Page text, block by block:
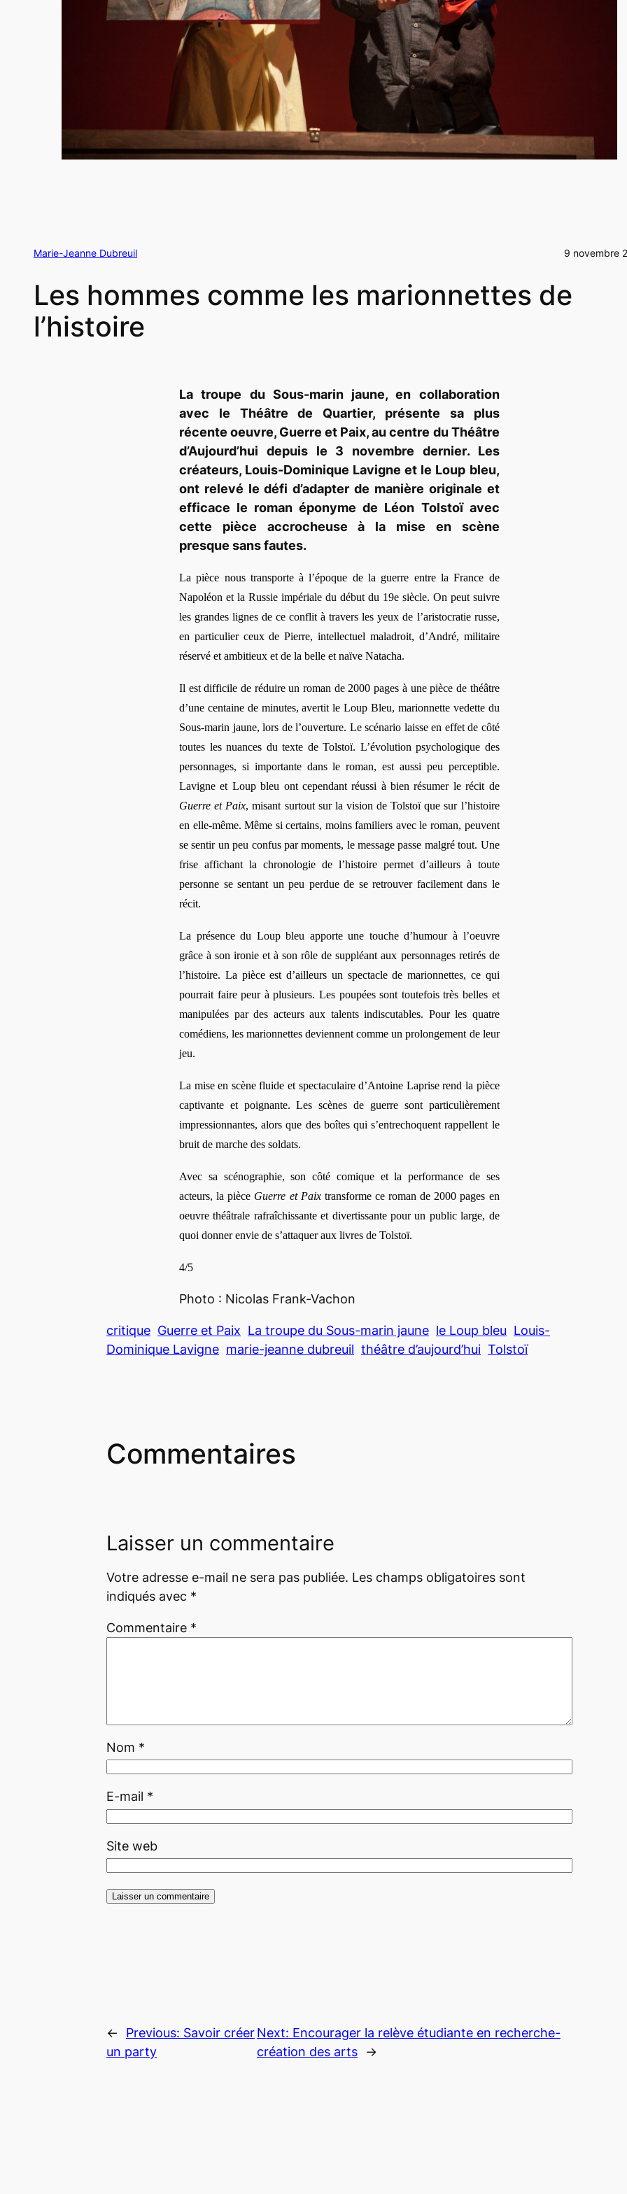
Marie-Jeanne Dubreuil 9 novembre
Les hommes comme les marionnettes de
l’histoire
La troupe du Sous-marin jaune, en collaboration
avec le Théâtre de Quartier, présente sa plus
récente oeuvre, Guerre et Paix, au centre du Théâtre
d’Aujourd’hui depuis le 3 novembre dernier. Les
créateurs, Louis-Dominique Lavigne et le Loup bleu,
ont relevé le défi d’adapter de manière originale et
efficace le roman éponyme de Léon Tolstoï avec
cette pièce accrocheuse à la mise en scène
presque sans fautes.
La pièce nous transporte à l’époque de la guerre entre la France de
Napoléon et la Russie impériale du début du 19e siècle. On peut suivre
les grandes lignes de ce conflit à travers les yeux de l’aristocratie russe,
en particulier ceux de Pierre, intellectuel maladroit, d’André, militaire
réservé et ambitieux et de la belle et naïve Natacha.
Il est difficile de réduire unroman de 2000 pages à unepièce de théâtre
d’une centaine de minutes, avertit le Loup Bleu, marionnette vedette du
Sous-marin jaune, lors de l’ouverture. Le scénario laisse en effet de côté
toutes les nuances du texte de Tolstoï. L’évolution psychologique des
personnages, si importante dans le roman, est aussi peu perceptible.
Lavigne et Loup bleu ont cependant réussi à bien résumer le récit de
Guerre et Paix, misant surtout sur la vision de Tolstoï que sur l’histoire
en elle-même. Même si certains, moins familiers avec le roman, peuvent
se sentir un peu confus par moments, le message passe malgré tout. Une
frise affichant la chronologie de l’histoire permet d’ailleurs à toute
personne se sentant un peu perdue de se retrouver facilement dans le
récit.
La présence du Loup bleu apporte une touche d’humour à l’oeuvre
grâce à son ironie et à son rôle de suppléant aux personnages retirés de
l’histoire. La pièce est d’ailleurs un spectaclede marionnettes, ce qui
pourrait faire peur à plusieurs. Les poupées sont toutefois très belles et
manipulées par des acteurs aux talents indiscutables. Pour les quatre
comédiens, les marionnettes deviennent comme un prolongement de leur
jeu.
La mise en scène fluide et spectaculaire d’Antoine Laprise rend la pièce
captivante et poignante. Les scènes de guerre sont particulièrement
impressionnantes, alors que des boîtes qui s’entrechoquent rappellent le
bruit de marche des soldats.
Avec sa scénographie, son côté comique et la performance de ses
acteurs, lapièce Guerre et Paixtransforme ce roman de 2000 pages en
oeuvre théâtrale rafraîchissante et divertissante pour un public large, de
quoi donner envie de s’attaquer aux livres de Tolstoï.
4/5
Photo : Nicolas Frank-Vachon
critique Guerre et Paix La troupe du Sous-marin jaune le Loup bleu Louis-
Dominique Lavigne marie-jeanne dubreuil théâtre d’aujourd’hui Tolstoï
Commentaires
Laisser un commentaire
Votre adresse e-mail ne sera pas publiée. Les champs obligatoires sont
indiqués avec *
Commentaire *
Nom *
E-mail *
Site web
← Previous: Savoir créer
un party
Next: Encourager la relève étudiante en recherche-
création des arts
→